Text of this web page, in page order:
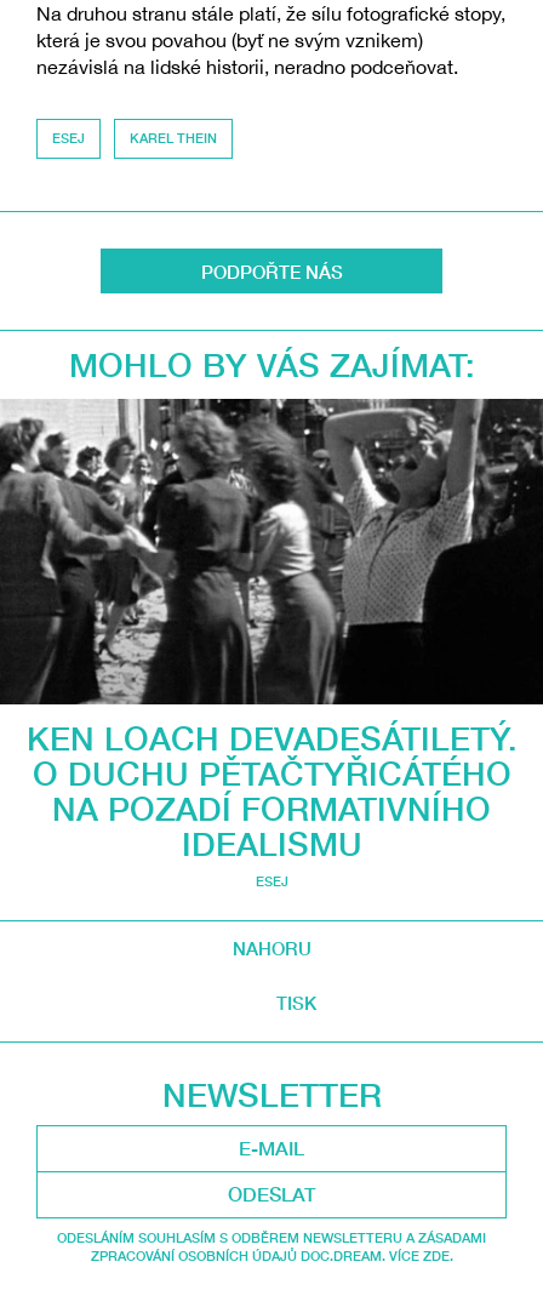
Na druhou stranu stále platí, že sílu fotografické stopy,
která je svou povahou (byť ne svým vznikem)
nezávislá na lidské historii, neradno podceňovat.
ESEJ KAREL THEIN
PODPOŘTE NÁS
MOHLO BY VÁS ZAJÍMAT:
KEN LOACH DEVADESÁTILETÝ.
O DUCHU PĚTAČTYŘICÁTÉHO
NA POZADÍ FORMATIVNÍHO
IDEALISMU
ESEJ
NAHORU
TISK
NEWSLETTER
ODESLAT
ODESLÁNÍM SOUHLASÍM S ODBĚREM NEWSLETTERU A ZÁSADAMI
ZPRACOVÁNÍ OSOBNÍCH ÚDAJŮ DOC.DREAM. VÍCE ZDE.